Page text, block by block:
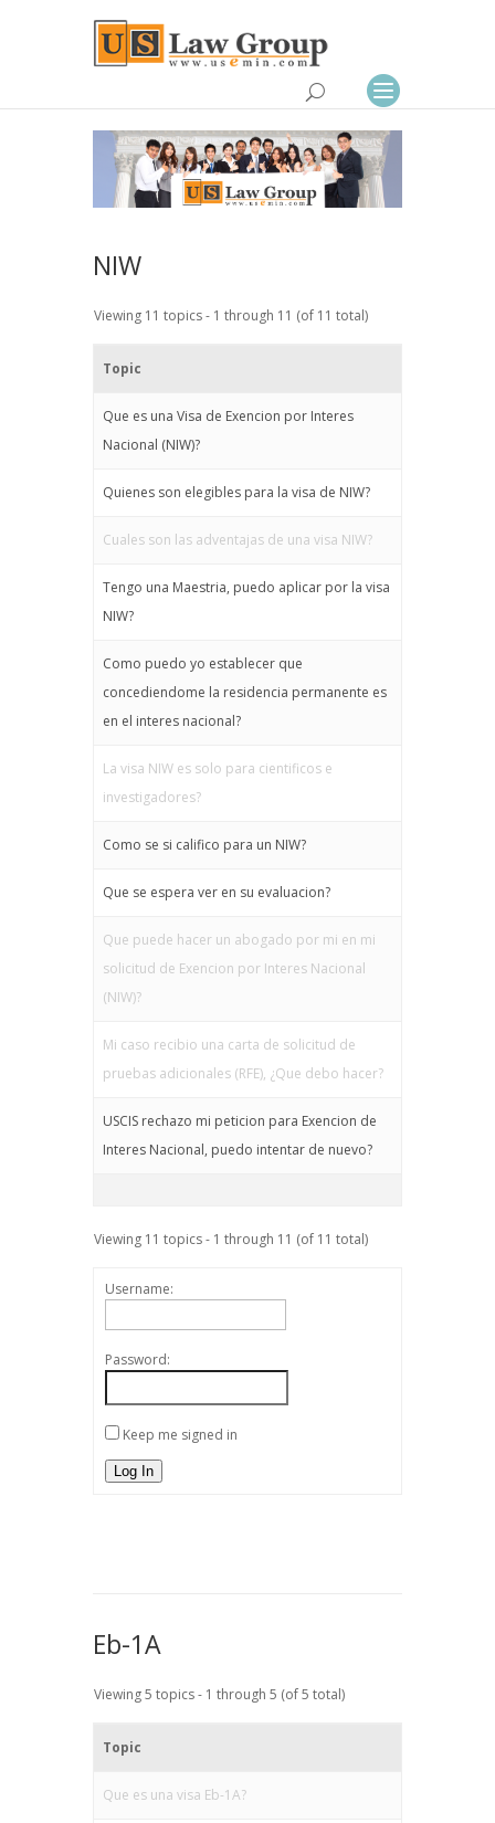
NIW
Viewing 11 topics - 1 through 11 (of 11 total)
Topic
Que es una Visa de Exencion por Interes
Nacional (NIW)?
Quienes son elegibles para la visa de NIW?
Cuales son las adventajas de una visa NIW?
Tengo una Maestria, puedo aplicar por la visa
NIW?
Como puedo yo establecer que
concediendome la residencia permanente es
en el interes nacional?
La visa NIW es solo para cientificos e
investigadores?
Como se si califico para un NIW?
Que se espera ver en su evaluacion?
Que puede hacer un abogado por mi en mi
solicitud de Exencion por Interes Nacional
(NIW)?
Mi caso recibio una carta de solicitud de
pruebas adicionales (RFE), ¿Que debo hacer?
USCIS rechazo mi peticion para Exencion de
Interes Nacional, puedo intentar de nuevo?
Viewing 11 topics - 1 through 11 (of 11 total)
Username:
Password:
Keep me signed in
Log In
Eb-1A
Viewing 5 topics - 1 through 5 (of 5 total)
Topic
Que es una visa Eb-1A?